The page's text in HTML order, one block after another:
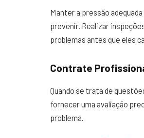
Manter a pressão
prevenir. Realizar
problemas antes que eles
Contrate
Quando se trata de
fornecer uma avaliação
problema.